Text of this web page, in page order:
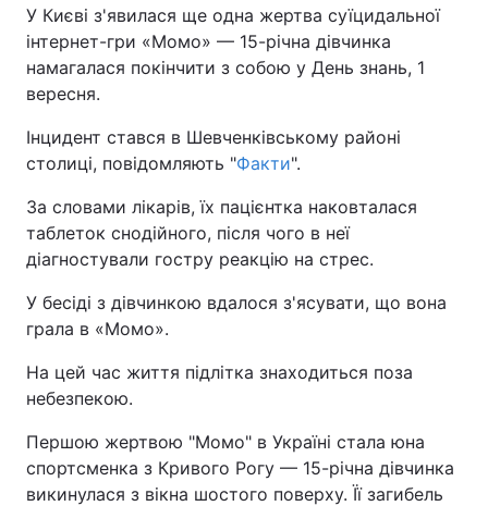
У Києві з'явилася ще одна жертва суїцидальної
інтернет-гри «Момо» — 15-річна дівчинка
намагалася покінчити з собою у День знань, 1
вересня.
Інцидент стався в Шевченківському районі
столиці, повідомляють "Факти".
За словами лікарів, їх пацієнтка наковталася
таблеток снодійного, після чого в неї
діагностували гостру реакцію на стрес.
У бесіді з дівчинкою вдалося з'ясувати, що вона
грала в «Момо».
На цей час життя підлітка знаходиться поза
небезпекою.
Першою жертвою "Момо" в Україні стала юна
спортсменка з Кривого Рогу — 15-річна дівчинка
викинулася з вікна шостого поверху. Її загибель